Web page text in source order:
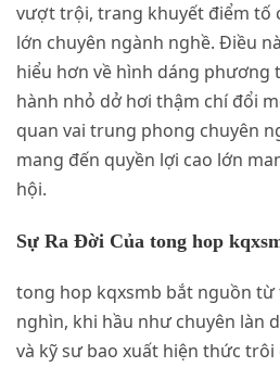
vượt trội, trang khuyết điểm tố
lớn chuyên ngành nghề. Điều
hiểu hơn về hình dáng phương
hành nhỏ dở hơi thậm chí đổi
quan vai trung phong chuyên
mang đến quyền lợi cao lớn
hội.
Sự Ra Đời Của tong hop
tong hop kqxsmb bắt nguồn
nghìn, khi hầu như chuyên làn
và kỹ sư bao xuất hiện thức